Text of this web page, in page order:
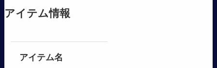
アイテム情報
アイテム名